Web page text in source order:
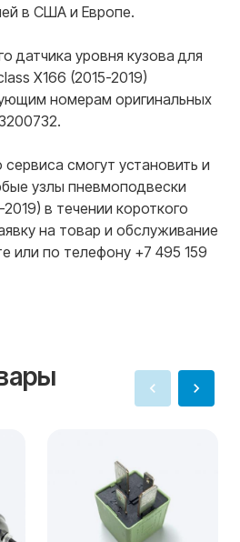
в США и Европе.
датчика уровня кузова для
X166 (2015-2019)
номерам оригинальных
смогут установить и
узлы пневмоподвески
в течении короткого
на товар и обслуживание
или по телефону +7 495 159